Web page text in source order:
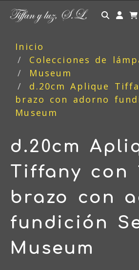
Inicio
Colecciones de
Museum
d.20cm Aplique
brazo con adorno
Museum
d.20cm
Tiffany con
brazo con
fundición
Museum